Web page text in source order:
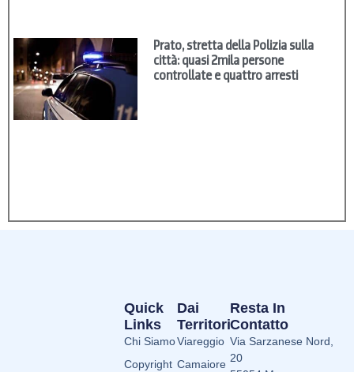
Prato, stretta della Polizia sulla
città: quasi 2mila persone
controllate e quattro arresti
Dai
Territori
Viareggio
Camaiore
Quick
Links
Chi Siamo
Copyright
Resta In
Contatto
Via Sarzanese Nord,
20